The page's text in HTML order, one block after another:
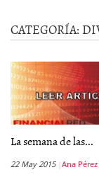
CATEGORÍA:
La semana de las...
22 May 2015 Ana